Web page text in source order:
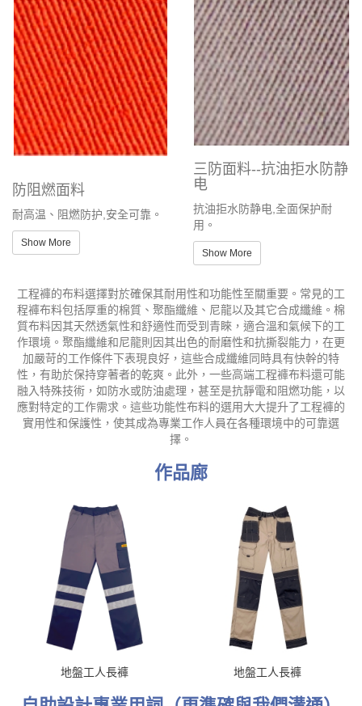
防阻燃面料
耐高温、阻燃防护,安全可靠。
Show More
三防面料--抗油拒水防静
电
抗油拒水防静电,全面保护耐
用。
Show More
工程褲的布料選擇對於確保其耐用性和功能性至關重要。常見的工
程褲布料包括厚重的棉質、聚酯纖維、尼龍以及其它合成纖維。棉
質布料因其天然透氣性和舒適性而受到青睞，適合溫和氣候下的工
作環境。聚酯纖維和尼龍則因其出色的耐磨性和抗撕裂能力，在更
加嚴苛的工作條件下表現良好，這些合成纖維同時具有快幹的特
性，有助於保持穿著者的乾爽。此外，一些高端工程褲布料還可能
融入特殊技術，如防水或防油處理，甚至是抗靜電和阻燃功能，以
應對特定的工作需求。這些功能性布料的選用大大提升了工程褲的
實用性和保護性，使其成為專業工作人員在各種環境中的可靠選
擇。
作品廊
地盤工人長褲 地盤工人長褲